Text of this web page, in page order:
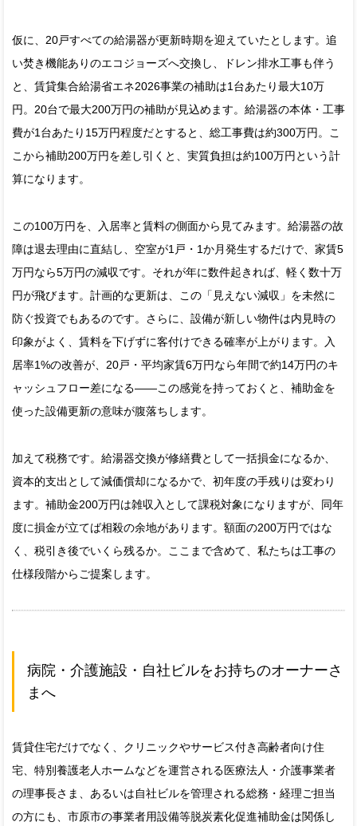
仮に、20戸すべての給湯器が更新時期を迎えていたとします。追
い焚き機能ありのエコジョーズへ交換し、ドレン排水工事も伴う
と、賃貸集合給湯省エネ2026事業の補助は1台あたり最大10万
円。20台で最大200万円の補助が見込めます。給湯器の本体・工事
費が1台あたり15万円程度だとすると、総工事費は約300万円。こ
こから補助200万円を差し引くと、実質負担は約100万円という計
算になります。
この100万円を、入居率と賃料の側面から見てみます。給湯器の故
障は退去理由に直結し、空室が1戸・1か月発生するだけで、家賃5
万円なら5万円の減収です。それが年に数件起きれば、軽く数十万
円が飛びます。計画的な更新は、この「見えない減収」を未然に
防ぐ投資でもあるのです。さらに、設備が新しい物件は内見時の
印象がよく、賃料を下げずに客付けできる確率が上がります。入
居率1%の改善が、20戸・平均家賃6万円なら年間で約14万円のキ
ャッシュフロー差になる——この感覚を持っておくと、補助金を
使った設備更新の意味が腹落ちします。
加えて税務です。給湯器交換が修繕費として一括損金になるか、
資本的支出として減価償却になるかで、初年度の手残りは変わり
ます。補助金200万円は雑収入として課税対象になりますが、同年
度に損金が立てば相殺の余地があります。額面の200万円ではな
く、税引き後でいくら残るか。ここまで含めて、私たちは工事の
仕様段階からご提案します。
病院・介護施設・自社ビルをお持ちのオーナーさ
まへ
賃貸住宅だけでなく、クリニックやサービス付き高齢者向け住
宅、特別養護老人ホームなどを運営される医療法人・介護事業者
の理事長さま、あるいは自社ビルを管理される総務・経理ご担当
の方にも、市原市の事業者用設備等脱炭素化促進補助金は関係し